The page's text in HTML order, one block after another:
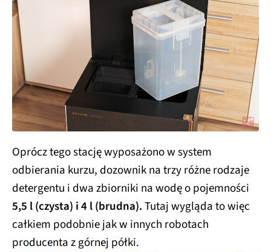
Oprócz tego stację wyposażono w system
odbierania kurzu, dozownik na trzy różne rodzaje
detergentu i dwa zbiorniki na wodę o pojemności
5,5 l (czysta) i 4 l (brudna).Tutaj wygląda to więc
całkiem podobnie jak w innych robotach
producenta z górnej półki.